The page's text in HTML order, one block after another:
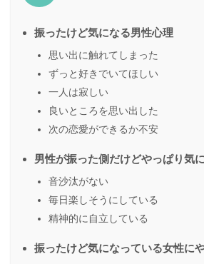
振ったけど気になる男性心理
思い出に触れてしまった
ずっと好きでいてほしい
一人は寂しい
良いところを思い出した
次の恋愛ができるか不安
男性が振った側だけどやっぱり気
音沙汰がない
毎日楽しそうにしている
精神的に自立している
振ったけど気になっている女性に